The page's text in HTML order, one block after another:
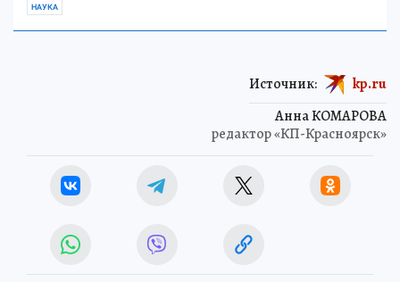
НАУКА
Анна КОМАРОВА
редактор «КП-Красноярск»
Источник: kp.ru